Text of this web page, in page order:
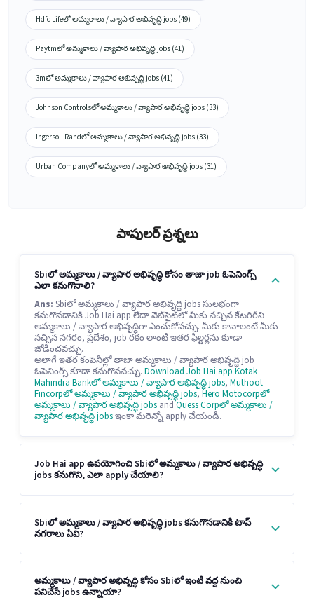
Hdfc Lifeలో అమ్మకాలు / వ్యాపార అభివృద్ధి jobs (49)
Paytmలో అమ్మకాలు / వ్యాపార అభివృద్ధి jobs (41)
3mలో అమ్మకాలు / వ్యాపార అభివృద్ధి jobs (41)
Johnson Controlsలో అమ్మకాలు / వ్యాపార అభివృద్ధి jobs (33)
Ingersoll Randలో అమ్మకాలు / వ్యాపార అభివృద్ధి jobs (33)
Urban Companyలో అమ్మకాలు / వ్యాపార అభివృద్ధి jobs (31)
పాపులర్ ప్రశ్నలు
Sbiలో అమ్మకాలు / వ్యాపార అభివృద్ధి కోసం తాజా job ఓపెనింగ్స్
ఎలా కనుగొనాలి?
Ans: Sbiలో అమ్మకాలు / వ్యాపార అభివృద్ధి jobs సులభంగా
కనుగొనడానికి Job Hai app లేదా వెబ్‌సైట్‌లో మీకు నచ్చిన కేటగిరీని
అమ్మకాలు / వ్యాపార అభివృద్ధిగా ఎంచుకోవచ్చు. మీకు కావాలంటే మీకు
నచ్చిన నగరం, ప్రదేశం, job రకం లాంటి ఇతర ఫిల్టర్లను కూడా
జోడించవచ్చు.
అలాగే ఇతర కంపెనీల్లో తాజా అమ్మకాలు / వ్యాపార అభివృద్ధి job
ఓపెనింగ్స్ కూడా కనుగొనవచ్చు. Download Job Hai app Kotak
Mahindra Bankలో అమ్మకాలు / వ్యాపార అభివృద్ధి jobs, Muthoot
Fincorpలో అమ్మకాలు / వ్యాపార అభివృద్ధి jobs, Hero Motocorpలో
అమ్మకాలు / వ్యాపార అభివృద్ధి jobs andQuess Corpలో అమ్మకాలు /
వ్యాపార అభివృద్ధి jobsఇంకా మరెన్నో apply చేయండి.
Job Hai app ఉపయోగించి Sbiలో అమ్మకాలు / వ్యాపార అభివృద్ధి
jobs కనుగొని, ఎలా apply చేయాలి?
Sbiలో అమ్మకాలు / వ్యాపార అభివృద్ధి jobs కనుగొనడానికి టాప్
నగరాలు ఏవి?
అమ్మకాలు / వ్యాపార అభివృద్ధి కోసం Sbiలో ఇంటి వద్ద నుంచి
పనిచేసే jobs ఉన్నాయా?